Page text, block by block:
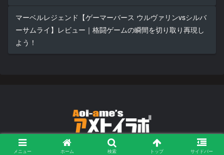
マーベルレジェンド【ゲーマーバース ウルヴァリンvsシルバ
ーサムライ】レビュー｜格闘ゲームの瞬間を切り取り再現し
よう！
© 2022 Aoi-Ame's アメトイラボ.
メニュー ホーム 検索 トップ サイドバー